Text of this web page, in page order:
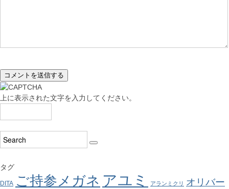
上に表示された文字を入力してください。
タグ
DITA ご持参メガネ アユミ アランミクリ
オリバー